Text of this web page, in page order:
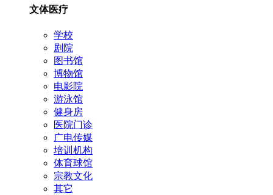
文体医疗
学校
剧院
图书馆
博物馆
电影院
游泳馆
健身房
医院门诊
广电传媒
培训机构
体育球馆
宗教文化
其它